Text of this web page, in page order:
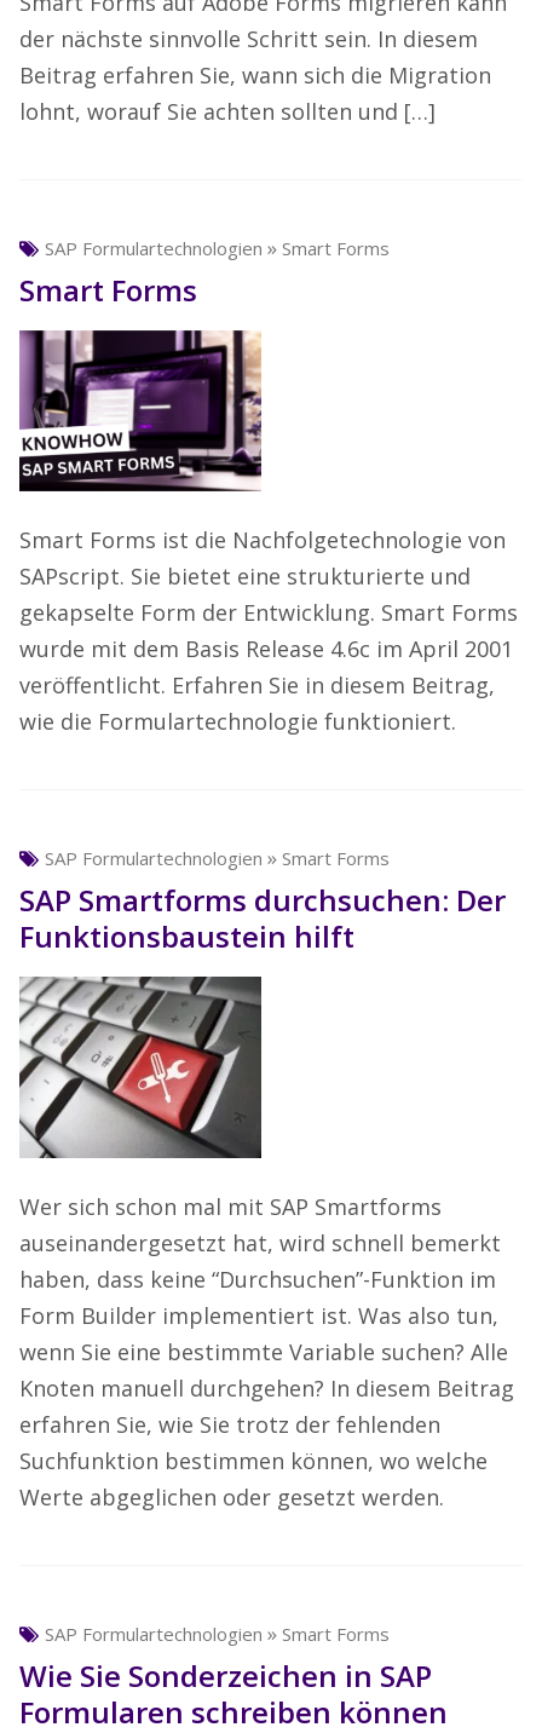
der nächste sinnvolle Schritt sein. In diesem
Beitrag erfahren Sie, wann sich die Migration
lohnt, worauf Sie achten sollten und […]
SAP Formulartechnologien » Smart Forms
Smart Forms
Smart Forms ist die Nachfolgetechnologie von
SAPscript. Sie bietet eine strukturierte und
gekapselte Form der Entwicklung. Smart Forms
wurde mit dem Basis Release 4.6c im April 2001
veröffentlicht. Erfahren Sie in diesem Beitrag,
wie die Formulartechnologie funktioniert.
SAP Formulartechnologien » Smart Forms
SAP Smartforms durchsuchen: Der
Funktionsbaustein hilft
Wer sich schon mal mit SAP Smartforms
auseinandergesetzt hat, wird schnell bemerkt
haben, dass keine “Durchsuchen”-Funktion im
Form Builder implementiert ist. Was also tun,
wenn Sie eine bestimmte Variable suchen? Alle
Knoten manuell durchgehen? In diesem Beitrag
erfahren Sie, wie Sie trotz der fehlenden
Suchfunktion bestimmen können, wo welche
Werte abgeglichen oder gesetzt werden.
SAP Formulartechnologien » Smart Forms
Wie Sie Sonderzeichen in SAP
Formularen schreiben können